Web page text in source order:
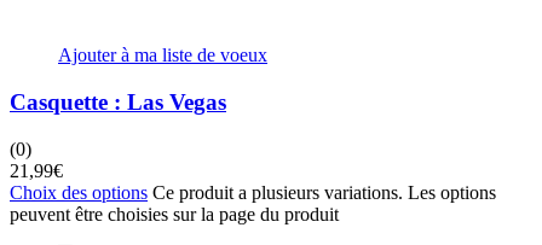
Ajouter à ma liste de voeux
Casquette : Las Vegas
(0)
21,99€
Choix des options Ce produit a plusieurs variations. Les options
peuvent être choisies sur la page du produit